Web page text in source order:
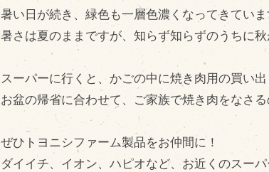
暑い日が続き、緑色も一層色濃くなってきていま
暑さは夏のままですが、知らず知らずのうちに秋
スーパーに行くと、かごの中に焼き肉用の買い
お盆の帰省に合わせて、ご家族で焼き肉をなさる
ぜひトヨニシファーム製品をお仲間に！
ダイイチ、イオン、ハピオなど、お近くのスー
法人のお客様